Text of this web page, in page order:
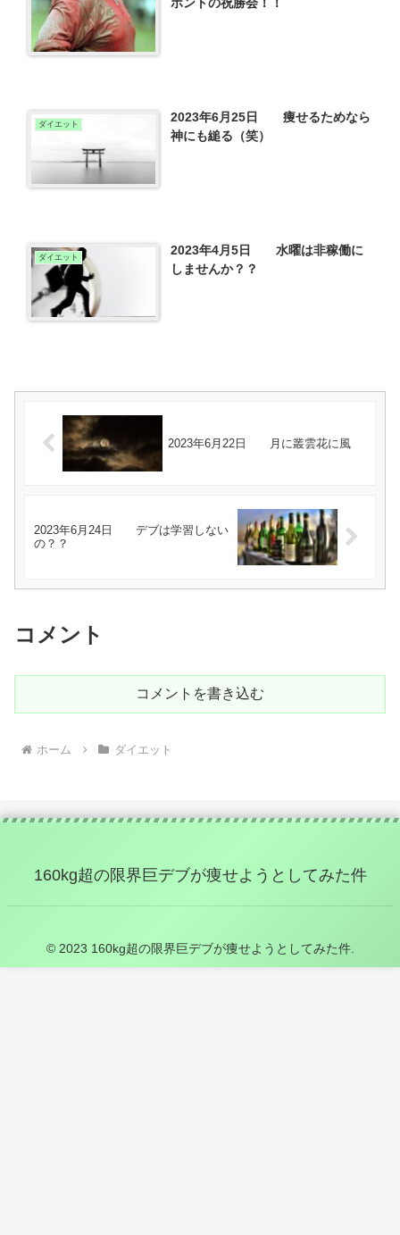
ホントの祝勝会！！
ダイエット
2023年6月25日 痩せるためなら
神にも縋る（笑）
ダイエット
2023年4月5日 水曜は非稼働に
しませんか？？
2023年6月22日 月に叢雲花に風
2023年6月24日 デブは学習しない
の？？
コメント
コメントを書き込む
ホーム ダイエット
160kg超の限界巨デブが痩せようとしてみた件
© 2023 160kg超の限界巨デブが痩せようとしてみた件.